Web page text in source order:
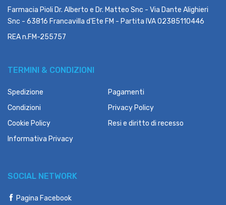
Farmacia Pioli Dr. Alberto e Dr. Matteo Snc - Via Dante Alighieri
Snc - 63816 Francavilla d'Ete FM - Partita IVA 02385110446
REA n.FM-255757
TERMINI & CONDIZIONI
Spedizione
Pagamenti
Condizioni
Privacy Policy
Cookie Policy
Resi e diritto di recesso
Informativa Privacy
SOCIAL NETWORK
Pagina Facebook